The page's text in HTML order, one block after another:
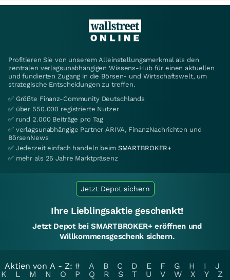
Profitieren Sie von unserem Alleinstellungsmerkmal als den
zentralen verlagsunabhängigen Wissens-Hub für einen aktuellen
und fundierten Zugang in die Börsen- und Wirtschaftswelt, um
strategische Entscheidungen zu treffen.
✅ Größte Finanz-Community Deutschlands
✅ über 550.000 registrierte Nutzer
✅ rund 2.000 Beiträge pro Tag
✅ verlagsunabhängige Partner ARIVA, FinanzNachrichten und
BörsenNews
✅ Jederzeit einfach handeln beim SMARTBROKER+
✅ mehr als 25 Jahre Marktpräsenz
Jetzt Depot sichern
Ihre Lieblingsaktie geschenkt!
Jetzt Depot bei SMARTBROKER+ eröffnen und
Willkommensgeschenk sichern.
Aktien von A - Z: # A B C D E F G H I
J
K
L M N O P Q R S T U V W X Y
Z